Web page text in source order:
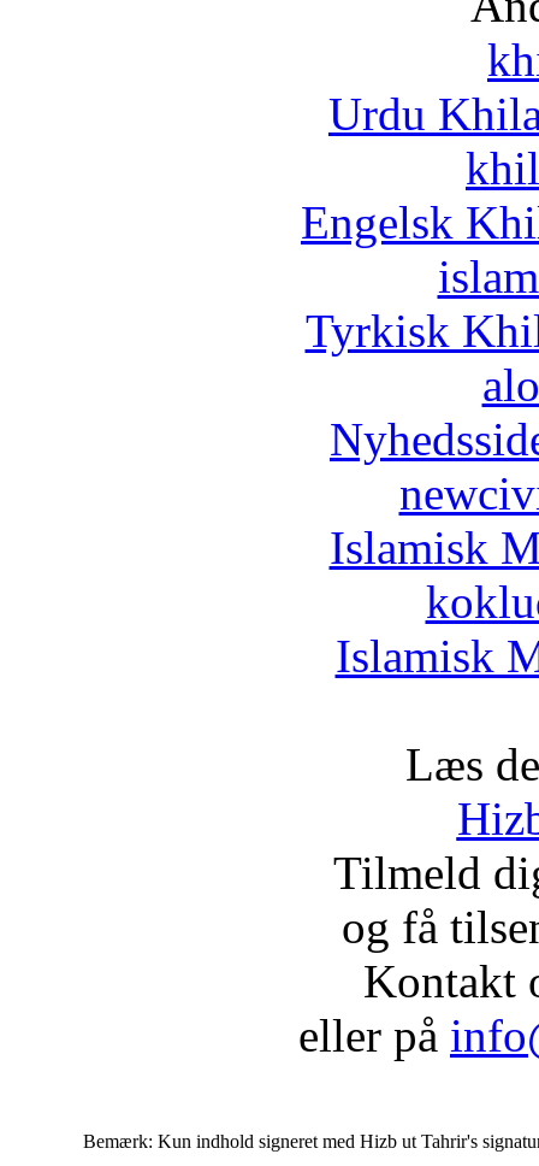
Urdu
Engelsk
Tyrkisk
Islamisk
Islamisk
Læs
Tilmeld
og få
Kontakt
eller på
Bemærk: Kun indhold signeret med Hizb ut Tahrir's